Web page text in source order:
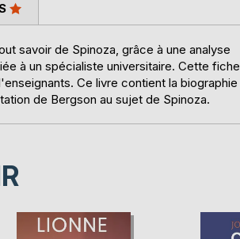
savoir de Spinoza, grâce à une analyse
à un spécialiste universitaire. Cette fiche
Ce livre contient la biographie
de Bergson au sujet de Spinoza.